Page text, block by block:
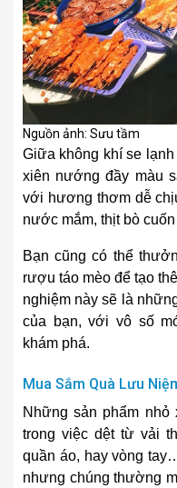
Nguồn ảnh: Sưu tầm
Giữa không khí se
xiên nướng đầy màu
với hương thơm dễ
nước mắm, thịt bò
Bạn cũng có thể
rượu táo mèo để tạo
nghiệm này sẽ là
của bạn, với vô số
khám phá.
Mua Sắm Quà Lưu
Những sản phẩm
trong việc dệt từ vải
quần áo, hay vòng
nhưng chúng thường